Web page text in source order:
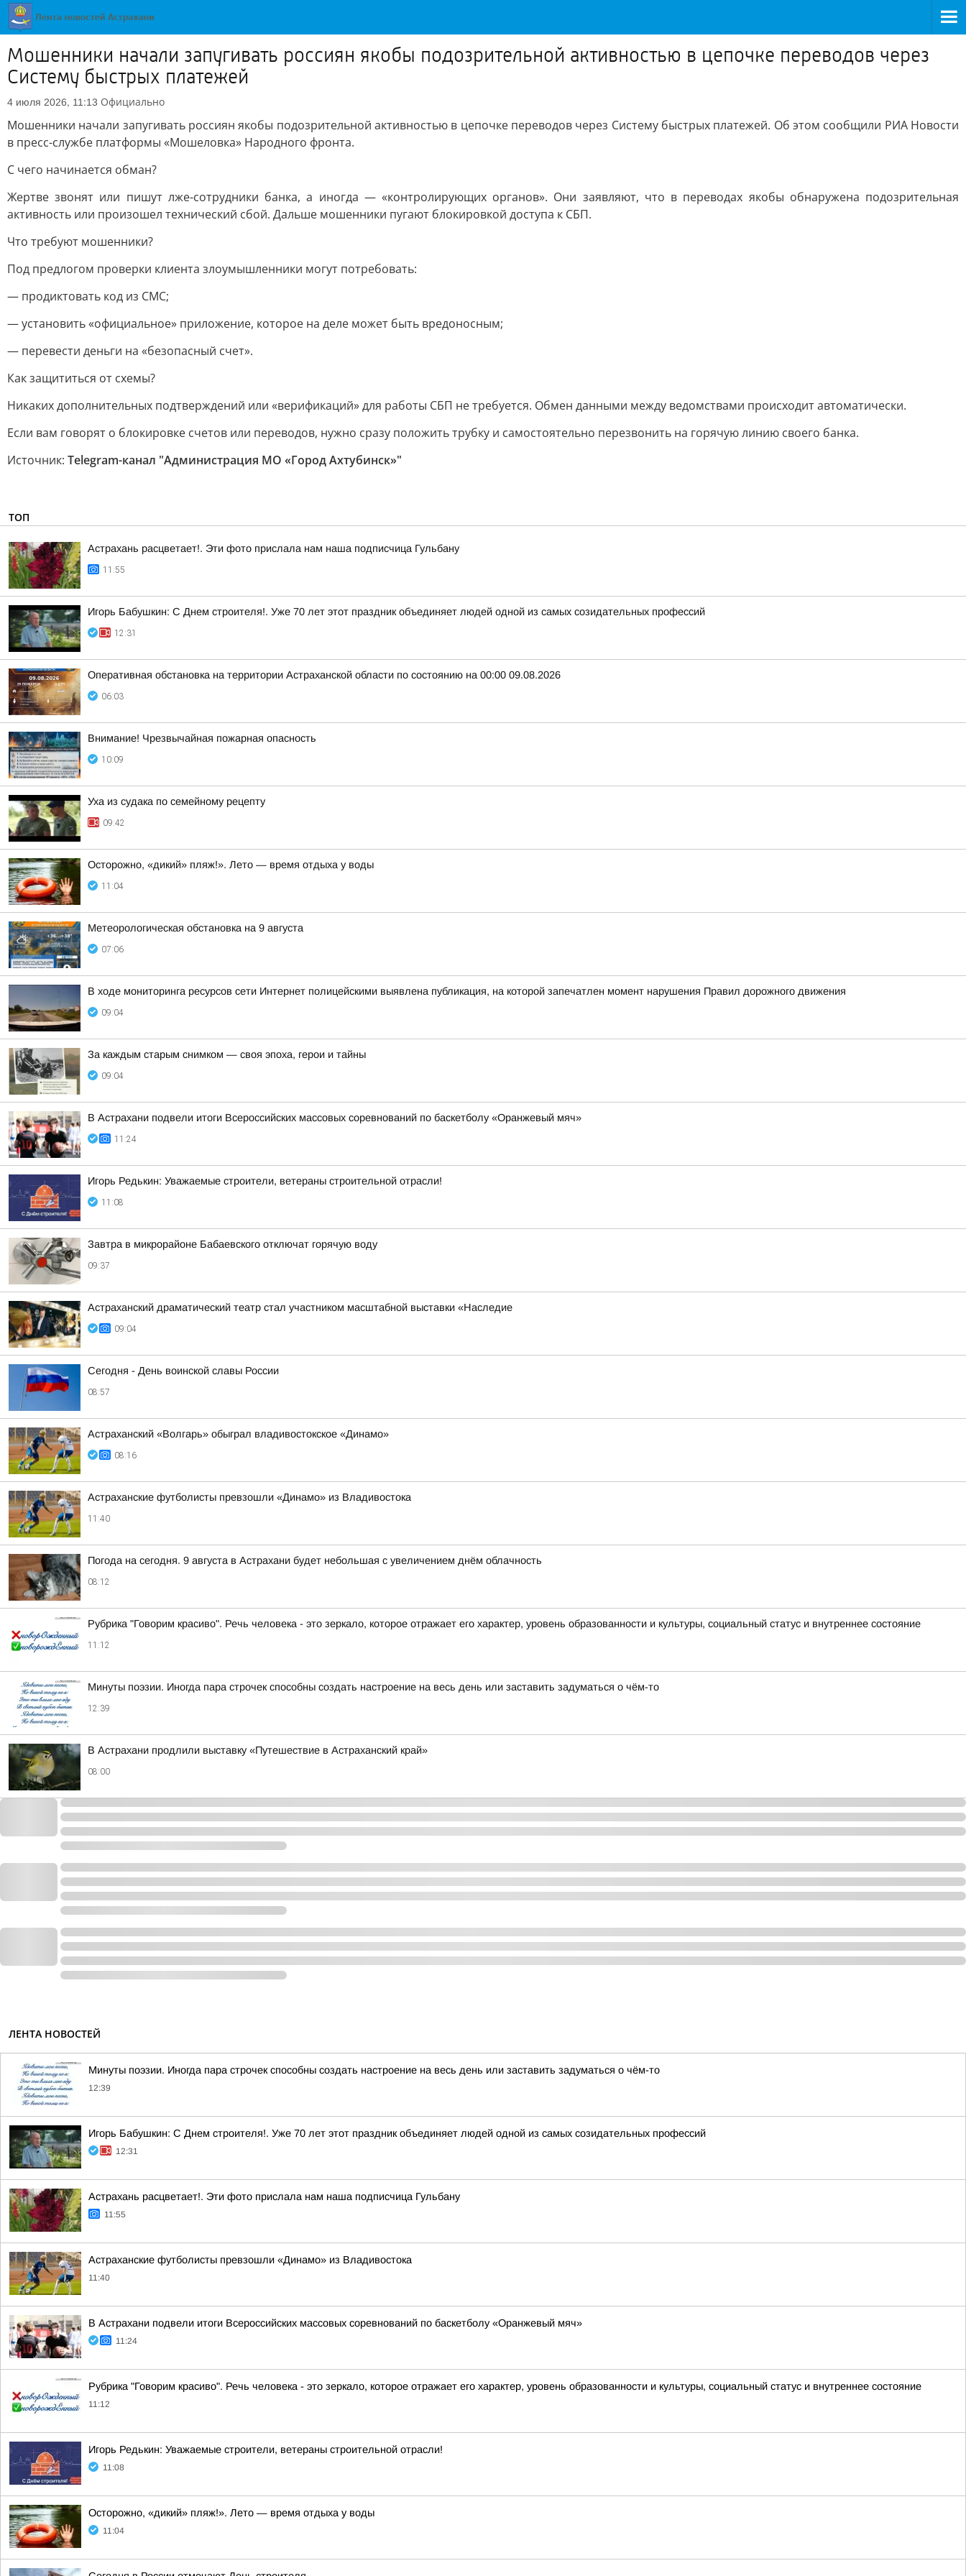
Мошенники начали запугивать россиян якобы подозрительной активностью в цепочке переводов через
Систему быстрых платежей
4 июля 2026, 11:13 Официально
Мошенники начали запугивать россиян якобы подозрительной активностью в цепочке переводов через Систему быстрых платежей. Об этом сообщили РИА Новости
в пресс-службе платформы «Мошеловка» Народного фронта.
С чего начинается обман?
Жертве звонят или пишут лже-сотрудники банка, а иногда — «контролирующих органов». Они заявляют, что в переводах якобы обнаружена подозрительная
активность или произошел технический сбой. Дальше мошенники пугают блокировкой доступа к СБП.
Что требуют мошенники?
Под предлогом проверки клиента злоумышленники могут потребовать:
— продиктовать код из СМС;
— установить «официальное» приложение, которое на деле может быть вредоносным;
— перевести деньги на «безопасный счет».
Как защититься от схемы?
Никаких дополнительных подтверждений или «верификаций» для работы СБП не требуется. Обмен данными между ведомствами происходит автоматически.
Если вам говорят о блокировке счетов или переводов, нужно сразу положить трубку и самостоятельно перезвонить на горячую линию своего банка.
Источник: Telegram-канал "Администрация МО «Город Ахтубинск»"
ТОП
Астрахань расцветает!. Эти фото прислала нам наша подписчица Гульбану
11:55
Игорь Бабушкин: С Днем строителя!. Уже 70 лет этот праздник объединяет людей одной из самых созидательных профессий
12:31
Оперативная обстановка на территории Астраханской области по состоянию на 00:00 09.08.2026
06:03
Внимание! Чрезвычайная пожарная опасность
10:09
Уха из судака по семейному рецепту
09:42
Осторожно, «дикий» пляж!». Лето — время отдыха у воды
11:04
Метеорологическая обстановка на 9 августа
07:06
В ходе мониторинга ресурсов сети Интернет полицейскими выявлена публикация, на которой запечатлен момент нарушения Правил дорожного движения
09:04
За каждым старым снимком — своя эпоха, герои и тайны
09:04
В Астрахани подвели итоги Всероссийских массовых соревнований по баскетболу «Оранжевый мяч»
11:24
Игорь Редькин: Уважаемые строители, ветераны строительной отрасли!
11:08
Завтра в микрорайоне Бабаевского отключат горячую воду
09:37
Астраханский драматический театр стал участником масштабной выставки «Наследие
09:04
Сегодня - День воинской славы России
08:57
Астраханский «Волгарь» обыграл владивостокское «Динамо»
08:16
Астраханские футболисты превзошли «Динамо» из Владивостока
11:40
Погода на сегодня. 9 августа в Астрахани будет небольшая с увеличением днём облачность
08:12
Рубрика "Говорим красиво". Речь человека - это зеркало, которое отражает его характер, уровень образованности и культуры, социальный статус и внутреннее состояние
11:12
Минуты поэзии. Иногда пара строчек способны создать настроение на весь день или заставить задуматься о чём-то
12:39
В Астрахани продлили выставку «Путешествие в Астраханский край»
08:00
ЛЕНТА НОВОСТЕЙ
Минуты поэзии. Иногда пара строчек способны создать настроение на весь день или заставить задуматься о чём-то
12:39
Игорь Бабушкин: С Днем строителя!. Уже 70 лет этот праздник объединяет людей одной из самых созидательных профессий
12:31
Астрахань расцветает!. Эти фото прислала нам наша подписчица Гульбану
11:55
Астраханские футболисты превзошли «Динамо» из Владивостока
11:40
В Астрахани подвели итоги Всероссийских массовых соревнований по баскетболу «Оранжевый мяч»
11:24
Рубрика "Говорим красиво". Речь человека - это зеркало, которое отражает его характер, уровень образованности и культуры, социальный статус и внутреннее состояние
11:12
Игорь Редькин: Уважаемые строители, ветераны строительной отрасли!
11:08
Осторожно, «дикий» пляж!». Лето — время отдыха у воды
11:04